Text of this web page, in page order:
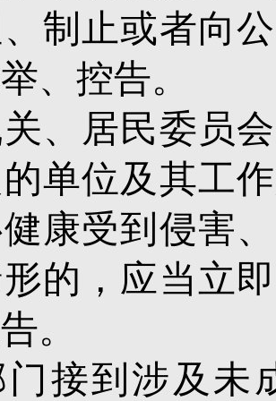
制止或者向
、控告。
、居民委员
单位及其工
健康受到侵害
的，应当立
。
接到涉及未